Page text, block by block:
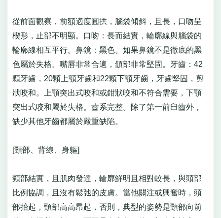
從前面觀察，前額適度圓拱，腦袋傾斜，且長，口吻呈
楔形，止部不明顯。口吻：長而結實，輪廓線與腦袋的
輪廓線相互平行。鼻鏡：黑色。如果鼻鏡不是徹底的黑
色屬於失格。嘴唇非常合適，頜部非常堅固。牙齒：42
顆牙齒，20顆上顎牙齒和22顆下顎牙齒，牙齒堅固，剪
狀咬和。上顎突出式咬和或鉗狀咬和不符合需要，下顎
突出式咬和屬於失格。齒系完整。除了第一前臼齒外，
缺少其他牙齒都屬於嚴重缺陷。
[頸部、背線、身軀]
頸部結實，且肌肉發達，輪廓鮮明且相對較長，與頭部
比例協調，且沒有鬆弛的皮膚。當他關注或興奮時，頭
部抬起，頸部高高昂起，否則，典型的姿勢是頸部向前